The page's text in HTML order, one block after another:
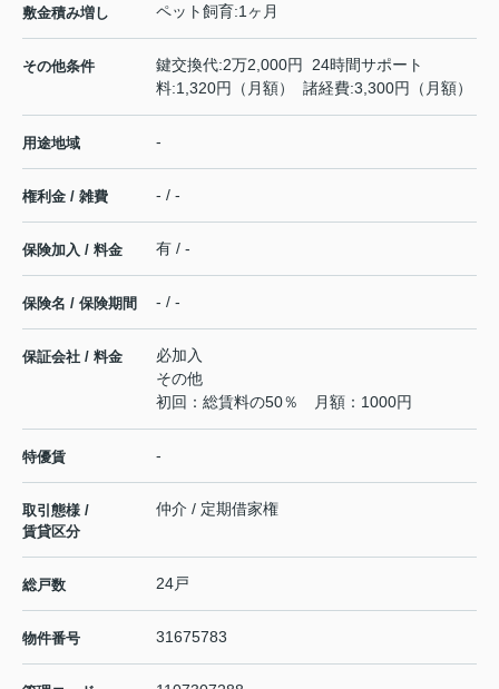
敷金積み増し ペット飼育:1ヶ月
その他条件
鍵交換代:2万2,000円 24時間サポート
料:1,320円（月額） 諸経費:3,300円（月額）
用途地域 -
権利金 / 雑費 - / -
保険加入 / 料金 有 / -
保険名 / 保険期間 - / -
保証会社 / 料金
必加入
その他
初回：総賃料の50％ 月額：1000円
特優賃 -
取引態様 /
賃貸区分
仲介 / 定期借家権
総戸数 24戸
物件番号 31675783